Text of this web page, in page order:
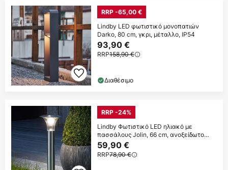
RRP -65,00 €
Lindby LED φωτιστικό μονοπατιών
Darko, 80 cm, γκρι, μέταλλο, IP54
93,90 €
RRP158,90 €
Διαθέσιμο
RRP -24%
Lindby Φωτιστικό LED ηλιακό με
πασσάλους Jolin, 66 cm, ανοξείδωτο
ατσάλι
59,90 €
RRP78,90 €